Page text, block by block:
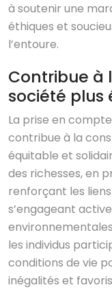
à soutenir une
éthiques et
l’entoure.
Contribue à
société plus
La prise en
contribue à la
équitable et
des richesses, en
renforçant les
s’engageant
les individus
conditions de vie
inégalités et